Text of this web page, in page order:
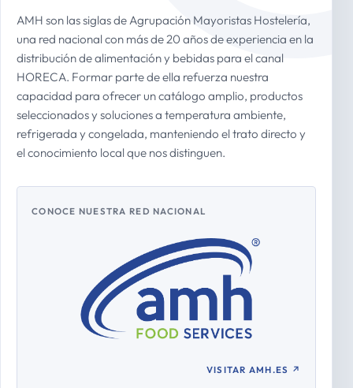
AMH son las siglas de Agrupación Mayoristas Hostelería,
una red nacional con más de 20 años de experiencia en la
distribución de alimentación y bebidas para el canal
HORECA. Formar parte de ella refuerza nuestra
capacidad para ofrecer un catálogo amplio, productos
seleccionados y soluciones a temperatura ambiente,
refrigerada y congelada, manteniendo el trato directo y
el conocimiento local que nos distinguen.
CONOCE NUESTRA RED NACIONAL
VISITAR AMH.ES ↗